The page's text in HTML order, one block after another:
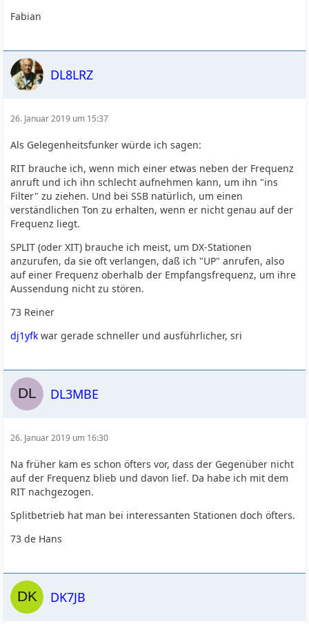
Fabian
DL8LRZ
26. Januar 2019 um 15:37
Als Gelegenheitsfunker würde ich sagen:
RIT brauche ich, wenn mich einer etwas neben der Frequenz
anruft und ich ihn schlecht aufnehmen kann, um ihn "ins
Filter" zu ziehen. Und bei SSB natürlich, um einen
verständlichen Ton zu erhalten, wenn er nicht genau auf der
Frequenz liegt.
SPLIT (oder XIT) brauche ich meist, um DX-Stationen
anzurufen, da sie oft verlangen, daß ich "UP" anrufen, also
auf einer Frequenz oberhalb der Empfangsfrequenz, um ihre
Aussendung nicht zu stören.
73 Reiner
dj1yfk war gerade schneller und ausführlicher, sri
DL3MBE
26. Januar 2019 um 16:30
Na früher kam es schon öfters vor, dass der Gegenüber nicht
auf der Frequenz blieb und davon lief. Da habe ich mit dem
RIT nachgezogen.
Splitbetrieb hat man bei interessanten Stationen doch öfters.
73 de Hans
DK7JB